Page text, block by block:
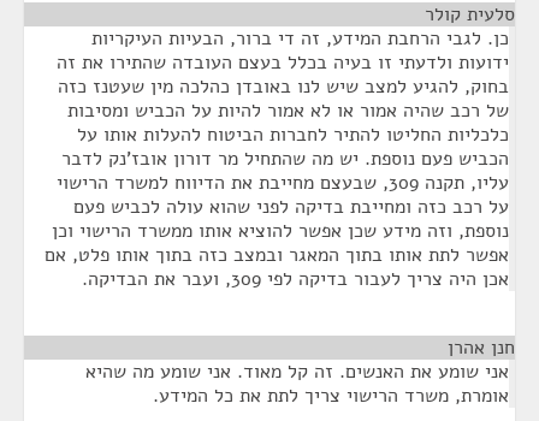
סלעית קולר
כן. לגבי הרחבת המידע, זה די ברור, הבעיות העיקריות
ידועות ולדעתי זו בעיה בכלל בעצם העובדה שהתירו את זה
בחוק, להגיע למצב שיש לנו באובדן כהלכה מין שעטנז כזה
של רכב שהיה אמור או לא אמור להיות על הכביש ומסיבות
כלכליות החליטו להתיר לחברות הביטוח להעלות אותו על
הכביש פעם נוספת. יש מה שהתחיל מר דורון אובז'נק לדבר
עליו, תקנה 309, שבעצם מחייבת את הדיווח למשרד הרישוי
על רכב כזה ומחייבת בדיקה לפני שהוא עולה לכביש פעם
נוספת, וזה מידע שכן אפשר להוציא אותו ממשרד הרישוי וכן
אפשר לתת אותו בתוך המאגר ובמצב כזה בתוך אותו פלט, אם
אכן היה צריך לעבור בדיקה לפי 309, ועבר את הבדיקה.
חנן אהרן
אני שומע את האנשים. זה קל מאוד. אני שומע מה שהיא
אומרת, משרד הרישוי צריך לתת את כל המידע.